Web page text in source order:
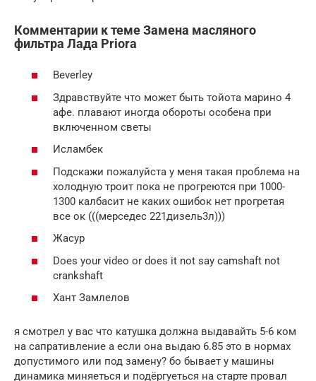
Комментарии к теме Замена масляного
фильтра Лада Priora
Beverley
Здравствуйте что может быть тойота марино 4
афе. плавают иногда обороты особена при
включенном светы
Исламбек
Подскажи пожалуйста у меня такая проблема на
холодную троит пока не прогреются при 1000-
1300 калбасит не каких ошибок нет прогретая
все ок (((мерседес 221дизель3л)))
Жасур
Does your video or does it not say camshaft not
crankshaft
Хант Замлелов
я смотрел у вас что катушка должна выдавайть 5-6 ком
на сапративление а если она выдаю 6.85 это в нормах
допустимого или под замену? бо бывает у машины
динамика миняеться и подёргуеться на старте провал